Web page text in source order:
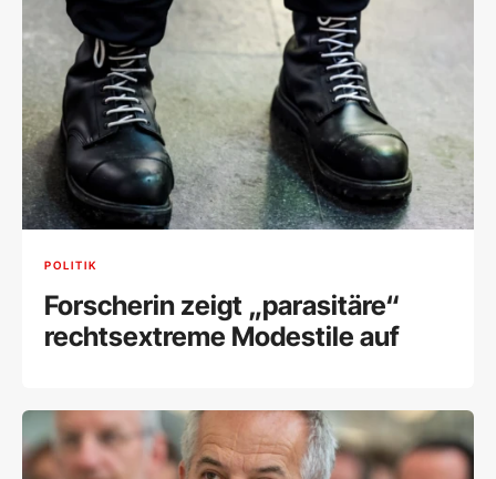
POLITIK
Forscherin zeigt „parasitäre“
rechtsextreme Modestile auf